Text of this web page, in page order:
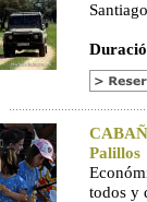
Palillos
todos y